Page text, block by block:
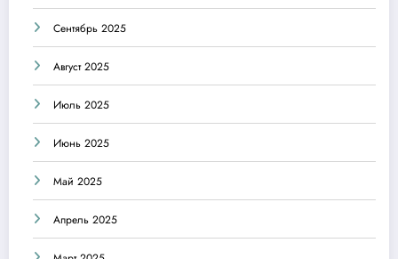
Сентябрь 2025
Август 2025
Июль 2025
Июнь 2025
Май 2025
Апрель 2025